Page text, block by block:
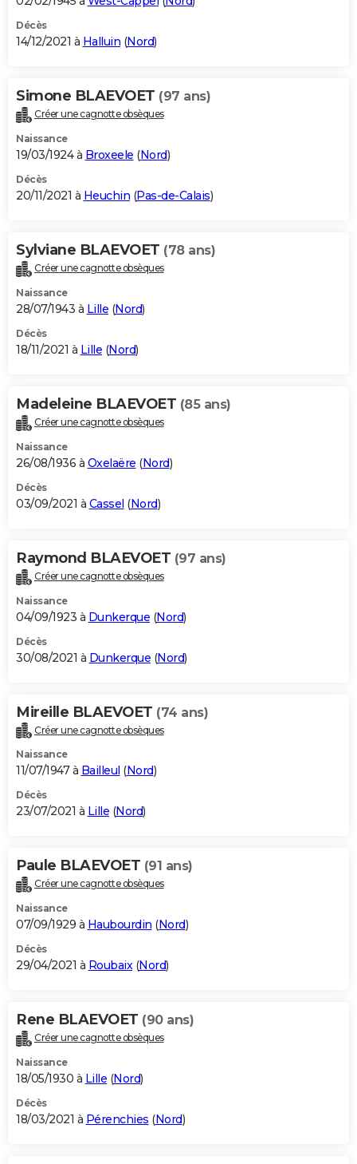
Décès
14/12/2021 à Halluin (Nord)
Simone BLAEVOET (97 ans)
Créer une cagnotte obsèques
Naissance
19/03/1924 à Broxeele (Nord)
Décès
20/11/2021 à Heuchin (Pas-de-Calais)
Sylviane BLAEVOET (78 ans)
Créer une cagnotte obsèques
Naissance
28/07/1943 à Lille (Nord)
Décès
18/11/2021 à Lille (Nord)
Madeleine BLAEVOET (85 ans)
Créer une cagnotte obsèques
Naissance
26/08/1936 à Oxelaëre (Nord)
Décès
03/09/2021 à Cassel (Nord)
Raymond BLAEVOET (97 ans)
Créer une cagnotte obsèques
Naissance
04/09/1923 à Dunkerque (Nord)
Décès
30/08/2021 à Dunkerque (Nord)
Mireille BLAEVOET (74 ans)
Créer une cagnotte obsèques
Naissance
11/07/1947 à Bailleul (Nord)
Décès
23/07/2021 à Lille (Nord)
Paule BLAEVOET (91 ans)
Créer une cagnotte obsèques
Naissance
07/09/1929 à Haubourdin (Nord)
Décès
29/04/2021 à Roubaix(Nord)
Rene BLAEVOET (90 ans)
Créer une cagnotte obsèques
Naissance
18/05/1930 à Lille (Nord)
Décès
18/03/2021 à Pérenchies (Nord)